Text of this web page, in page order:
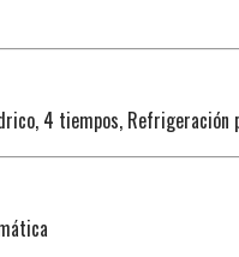
4 tiempos, Refrigeración